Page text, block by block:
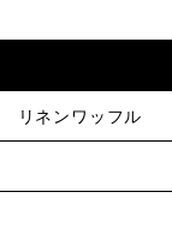
リネンワッフル